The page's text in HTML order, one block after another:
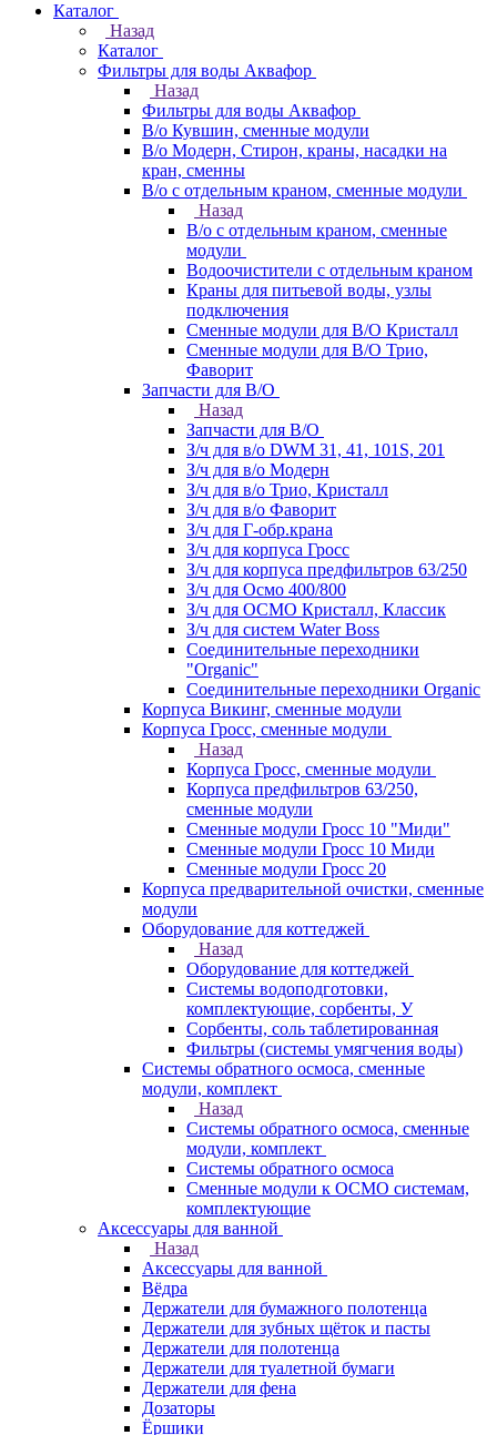
Каталог
Назад
Каталог
Фильтры для воды Аквафор
Назад
Фильтры для воды Аквафор
В/о Кувшин, сменные модули
В/о Модерн, Стирон, краны, насадки на
кран, сменны
В/о с отдельным краном, сменные модули
Назад
В/о с отдельным краном, сменные
модули
Водоочистители с отдельным краном
Краны для питьевой воды, узлы
подключения
Сменные модули для В/О Кристалл
Сменные модули для В/О Трио,
Фаворит
Запчасти для В/О
Назад
Запчасти для В/О
З/ч для в/о DWM 31, 41, 101S, 201
З/ч для в/о Модерн
З/ч для в/о Трио, Кристалл
З/ч для в/о Фаворит
З/ч для Г-обр.крана
З/ч для корпуса Гросс
З/ч для корпуса предфильтров 63/250
З/ч для Осмо 400/800
З/ч для ОСМО Кристалл, Классик
З/ч для систем Water Boss
Соединительные переходники
"Organic"
Соединительные переходники Organic
Корпуса Викинг, сменные модули
Корпуса Гросс, сменные модули
Назад
Корпуса Гросс, сменные модули
Корпуса предфильтров 63/250,
сменные модули
Сменные модули Гросс 10 "Миди"
Сменные модули Гросс 10 Миди
Сменные модули Гросс 20
Корпуса предварительной очистки, сменные
модули
Оборудование для коттеджей
Назад
Оборудование для коттеджей
Системы водоподготовки,
комплектующие, сорбенты, У
Сорбенты, соль таблетированная
Фильтры (системы умягчения воды)
Системы обратного осмоса, сменные
модули, комплект
Назад
Системы обратного осмоса, сменные
модули, комплект
Системы обратного осмоса
Сменные модули к ОСМО системам,
комплектующие
Аксессуары для ванной
Назад
Аксессуары для ванной
Вёдра
Держатели для бумажного полотенца
Держатели для зубных щёток и пасты
Держатели для полотенца
Держатели для туалетной бумаги
Держатели для фена
Дозаторы
Ёршики